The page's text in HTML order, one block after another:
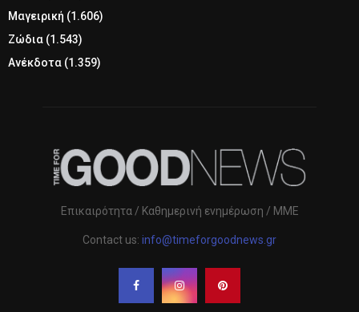
Μαγειρική (1.606)
Ζώδια (1.543)
Ανέκδοτα (1.359)
Επικαιρότητα / Καθημερινή ενημέρωση / ΜΜΕ
Contact us: info@timeforgoodnews.gr